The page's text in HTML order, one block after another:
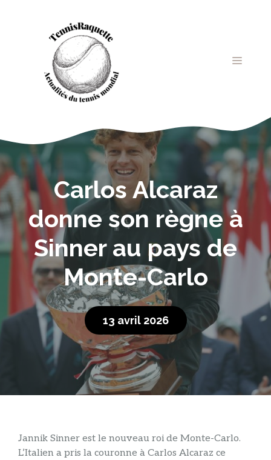
MENU
Carlos Alcaraz
donne son règne à
Sinner au pays de
Monte-Carlo
13 avril 2026
Jannik Sinner est le nouveau roi de Monte-Carlo.
L’Italien a pris la couronne à Carlos Alcaraz ce